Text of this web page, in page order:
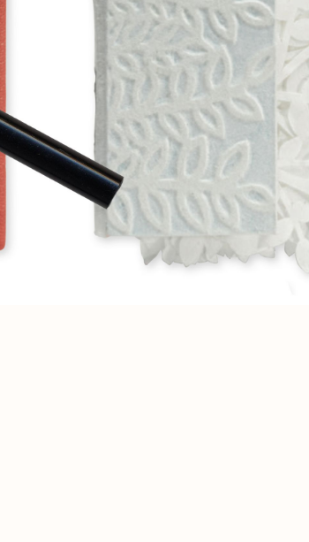
Traditions
Aux alentours